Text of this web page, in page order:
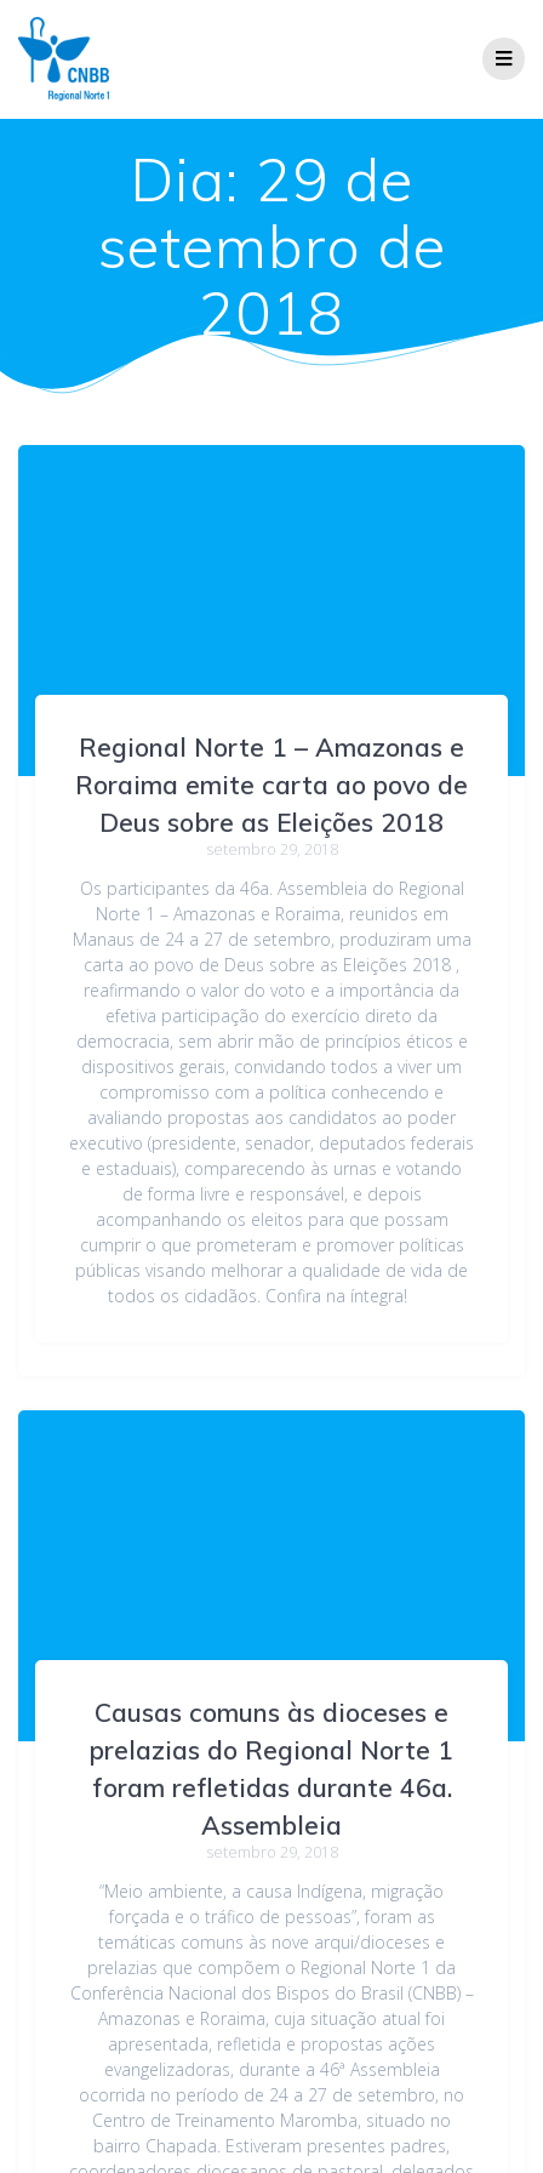
Dia: 29 de
setembro de
2018
Regional Norte 1 – Amazonas e
Roraima emite carta ao povo de
Deus sobre as Eleições 2018
setembro 29, 2018
Os participantes da 46a. Assembleia do Regional
Norte 1 – Amazonas e Roraima, reunidos em
Manaus de 24 a 27 de setembro, produziram uma
carta ao povo de Deus sobre as Eleições 2018 ,
reafirmando o valor do voto e a importância da
efetiva participação do exercício direto da
democracia, sem abrir mão de princípios éticos e
dispositivos gerais, convidando todos a viver um
compromisso com a política conhecendo e
avaliando propostas aos candidatos ao poder
executivo (presidente, senador, deputados federais
e estaduais), comparecendo às urnas e votando
de forma livre e responsável, e depois
acompanhando os eleitos para que possam
cumprir o que prometeram e promover políticas
públicas visando melhorar a qualidade de vida de
todos os cidadãos. Confira na íntegra!
Causas comuns às dioceses e
prelazias do Regional Norte 1
foram refletidas durante 46a.
Assembleia
setembro 29, 2018
“Meio ambiente, a causa Indígena, migração
forçada e o tráfico de pessoas”, foram as
temáticas comuns às nove arqui/dioceses e
prelazias que compõem o Regional Norte 1 da
Conferência Nacional dos Bispos do Brasil (CNBB) –
Amazonas e Roraima, cuja situação atual foi
apresentada, refletida e propostas ações
evangelizadoras, durante a 46ª Assembleia
ocorrida no período de 24 a 27 de setembro, no
Centro de Treinamento Maromba, situado no
bairro Chapada. Estiveram presentes padres,